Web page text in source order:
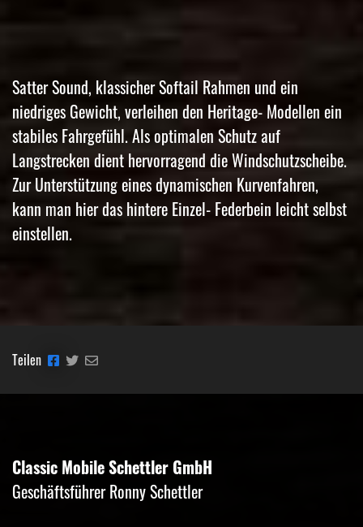
Satter Sound, klassicher Softail Rahmen und ein
niedriges Gewicht, verleihen den Heritage- Modellen ein
stabiles Fahrgefühl. Als optimalen Schutz auf
Langstrecken dient hervorragend die Windschutzscheibe.
Zur Unterstützung eines dynamischen Kurvenfahren,
kann man hier das hintere Einzel- Federbein leicht selbst
einstellen.
Teilen
Classic Mobile Schettler GmbH
Geschäftsführer Ronny Schettler